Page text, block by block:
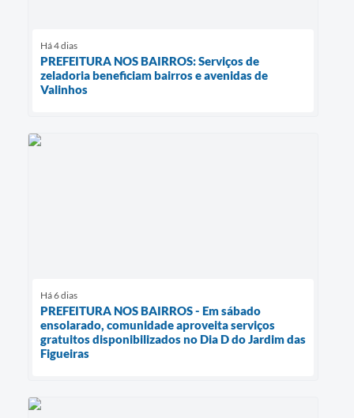
Há 4 dias
PREFEITURA NOS BAIRROS: Serviços de
zeladoria beneficiam bairros e avenidas de
Valinhos
Há 6 dias
PREFEITURA NOS BAIRROS - Em sábado
ensolarado, comunidade aproveita serviços
gratuitos disponibilizados no Dia D do Jardim das
Figueiras